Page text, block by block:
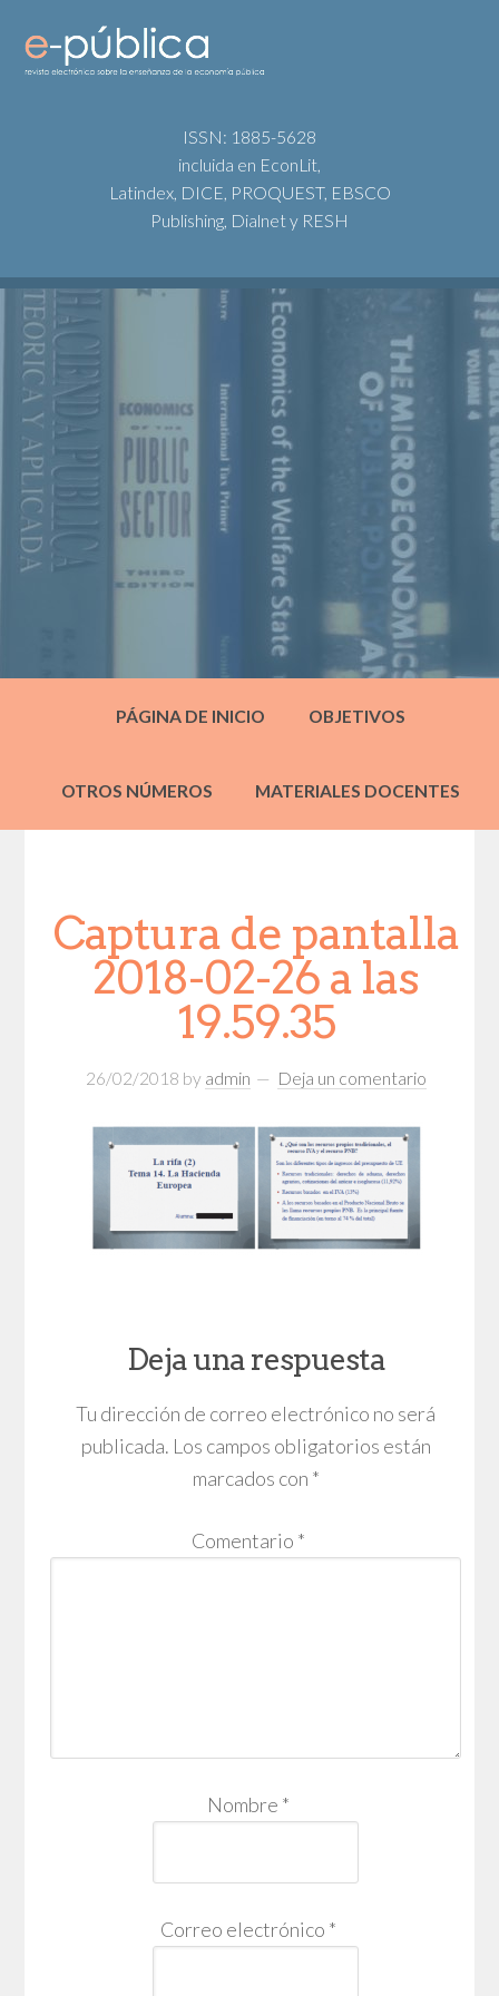
ISSN: 1885-5628
incluida en EconLit,
Latindex, DICE, PROQUEST, EBSCO
Publishing, Dialnet y RESH
PÁGINA DE INICIO OBJETIVOS
OTROS NÚMEROS MATERIALES DOCENTES
Captura de pantalla
2018-02-26 a las
19.59.35
26/02/2018 by admin Deja un comentario
Deja una respuesta
Tu dirección de correo electrónico no será
publicada. Los campos obligatorios están
marcados con *
Comentario *
Nombre *
Correo electrónico *